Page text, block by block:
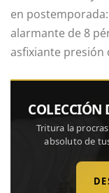
en
alarmante de 8
asfixiante presión
COLECCIÓN
Tritura la
absoluto de